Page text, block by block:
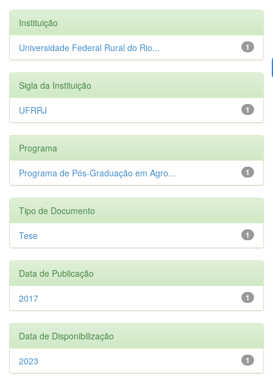
Instituição
1
Universidade Federal Rural do Rio...
Sigla da Instituição
1
UFRRJ
Programa
1
Programa de Pós-Graduação em Agro...
Tipo de Documento
1
Tese
Data de Publicação
1
2017
Data de Disponibilização
1
2023